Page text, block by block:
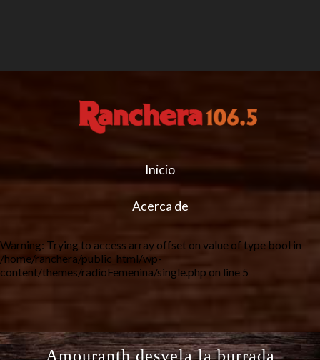
Inicio
Acerca de
Warning: Trying to access array offset on value of type bool in
/home/ranchera/public_html/wp-
content/themes/radioFemenina/single.php on line 5
Amouranth desvela la burrada